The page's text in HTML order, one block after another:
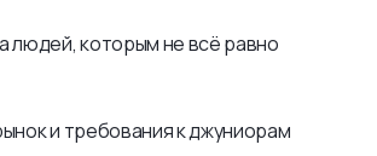
людей, которым не всё равно
и требования к джуниорам